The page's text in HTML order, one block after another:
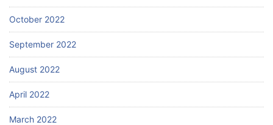
October 2022
September 2022
August 2022
April 2022
March 2022